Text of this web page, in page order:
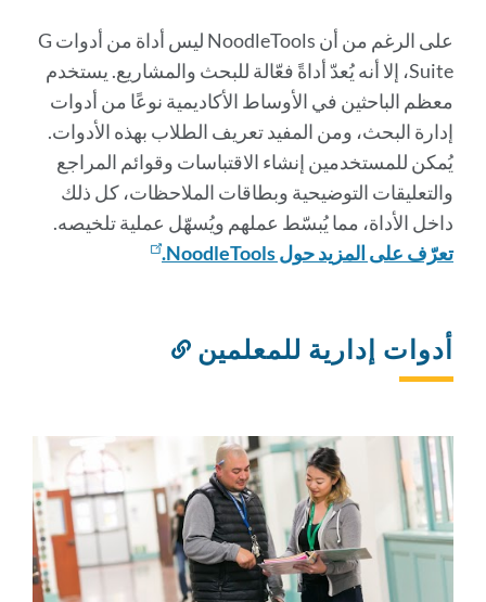
على الرغم من أن NoodleTools ليس أداة من أدوات G
Suite، إلا أنه يُعدّ أداةً فعّالة للبحث والمشاريع. يستخدم
معظم الباحثين في الأوساط الأكاديمية نوعًا من أدوات
إدارة البحث، ومن المفيد تعريف الطلاب بهذه الأدوات.
يُمكن للمستخدمين إنشاء الاقتباسات وقوائم المراجع
والتعليقات التوضيحية وبطاقات الملاحظات، كل ذلك
داخل الأداة، مما يُبسّط عملهم ويُسهّل عملية تلخيصه.
تعرّف على المزيد حول NoodleTools.
أدوات إدارية للمعلمين